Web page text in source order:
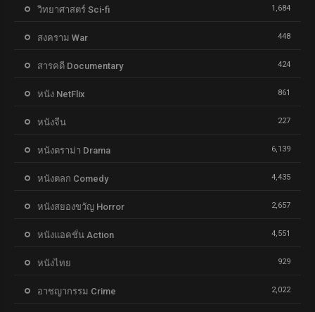
วิทยาศาสตร์ Sci-fi 1,684
สงคราม War 448
สารคดี Documentary 424
หนัง NetFlix 861
หนังจีน 227
หนังดราม่า Drama 6,139
หนังตลก Comedy 4,435
หนังสยองขวัญ Horror 2,657
หนังแอคชั่น Action 4,551
หนังไทย 929
อาชญากรรม Crime 2,022